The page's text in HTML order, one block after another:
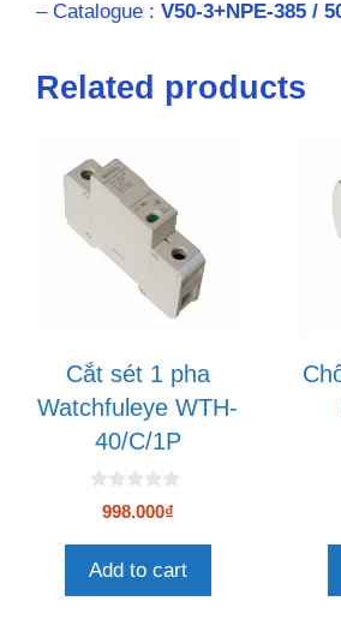
– Catalogue : V50-3+NPE-385 /
Related products
Cắt sét 1 pha
Watchfuleye WTH-
40/C/1P
à
998.000₫
Add to cart